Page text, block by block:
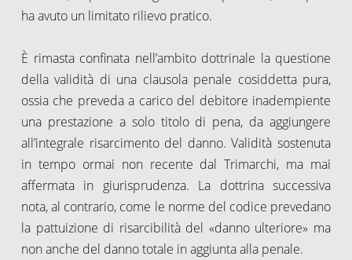
ha avuto un limitato rilievo pratico.
È rimasta confinata nell’ambito dottrinale la questione
della validità di una clausola penale cosiddetta pura,
ossia che preveda a carico del debitore inadempiente
una prestazione a solo titolo di pena, da aggiungere
all’integrale risarcimento del danno. Validità sostenuta
in tempo ormai non recente dal Trimarchi, ma mai
affermata in giurisprudenza. La dottrina successiva
nota, al contrario, come le norme del codice prevedano
la pattuizione di risarcibilità del «danno ulteriore» ma
non anche del danno totale in aggiunta alla penale.